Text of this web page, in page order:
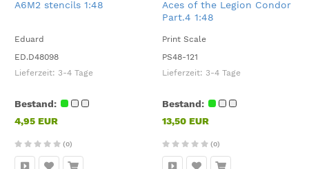
A6M2 stencils 1:48
Eduard
ED.D48098
Lieferzeit: 3-4 Tage
Bestand:
4,95 EUR
(0)
Aces of the Legion Condor
Part.4 1:48
Print Scale
PS48-121
Lieferzeit: 3-4 Tage
Bestand:
13,50 EUR
(0)